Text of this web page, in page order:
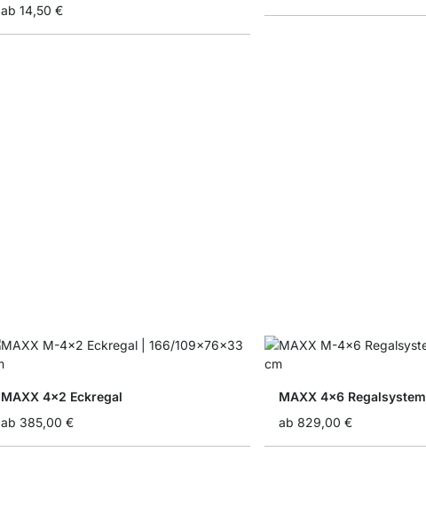
ab 14,50 €
MAXX 4x2 Eckregal
ab 385,00 €
MAXX 4x6 Regalsystem
ab 829,00 €